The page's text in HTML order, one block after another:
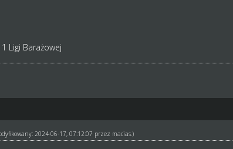
Ligi Barażowej
2024-06-17, 07:12:07 przez macias.)